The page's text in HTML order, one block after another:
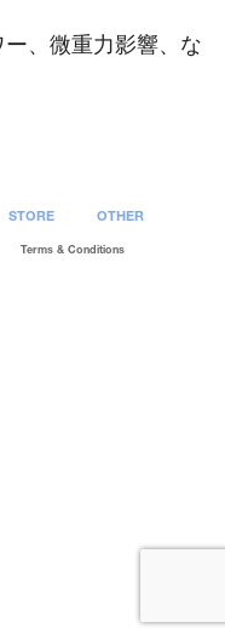
、微重力影響、な
STORE OTHER
Terms & Conditions